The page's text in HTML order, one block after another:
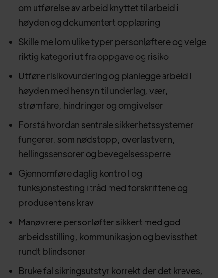
om utførelse av arbeid knyttet til arbeid i
høyden og dokumentert opplæring
Skille mellom ulike typer personløftere og velge
riktig kategori ut fra oppgave og risiko
Utføre risikovurdering og planlegge arbeid i
høyden med hensyn til underlag, vær,
strømfare, hindringer og omgivelser
Forstå hvordan sentrale sikkerhetssystemer
fungerer, som nødstopp, overlastvern,
hellingssensorer og bevegelsessperre
Gjennomføre daglig kontroll og
funksjonstesting i tråd med forskriftene og
produsentens krav
Manøvrere personløfter sikkert med god
arbeidsstilling, kommunikasjon og bevissthet
rundt blindsoner
Bruke fallsikringsutstyr korrekt der det kreves,